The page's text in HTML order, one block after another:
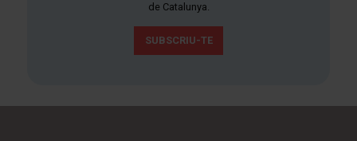
de Catalunya.
SUBSCRIU-TE